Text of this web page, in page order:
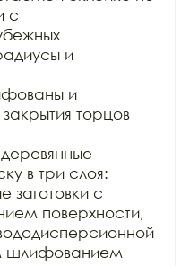
с
и
и
торцов
деревянные
в три слоя:
заготовки с
поверхности,
шлифованием